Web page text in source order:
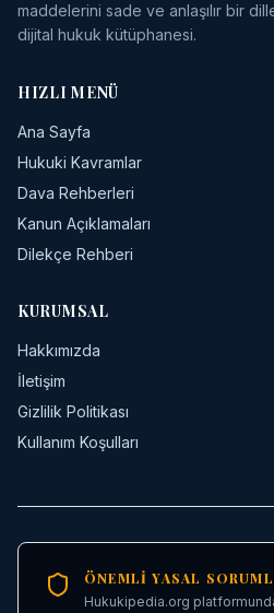
maddelerini sade ve anlaşılır bir
dijital hukuk kütüphanesi.
HIZLI MENÜ
Ana Sayfa
Hukuki Kavramlar
Dava Rehberleri
Kanun Açıklamaları
Dilekçe Rehberi
KURUMSAL
Hakkımızda
İletişim
Gizlilik Politikası
Kullanım Koşulları
ÖNEMLI YASAL
Hukukipedia.org